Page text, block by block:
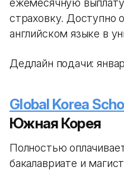
ежемесячную
страховку. Доступно
английском языке в
Дедлайн подачи:
Global Korea
Южная Корея
Полностью
бакалавриате и